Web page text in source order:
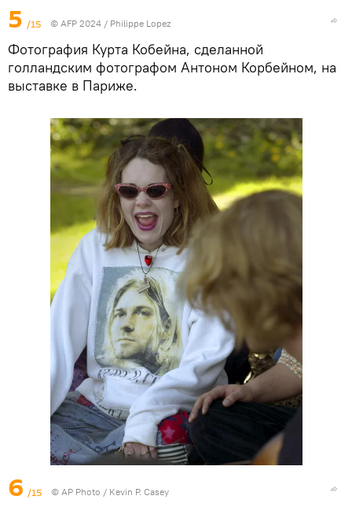
5 /15 © AFP 2024 / Philippe Lopez
Фотография Курта Кобейна, сделанной
голландским фотографом Антоном Корбейном, на
выставке в Париже.
6 /15 © AP Photo / Kevin P. Casey